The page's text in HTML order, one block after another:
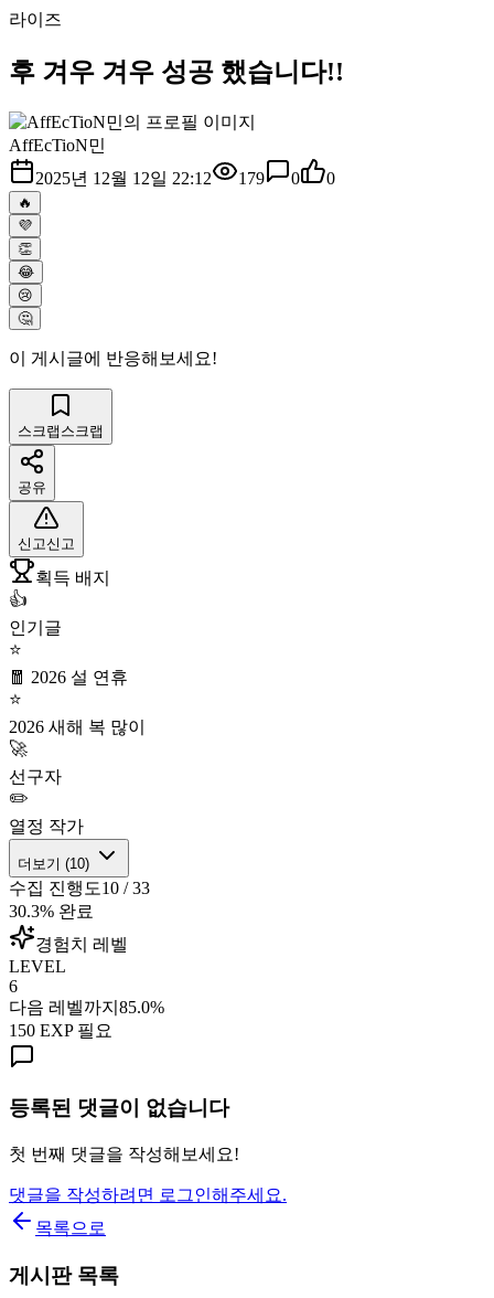
라이즈
후 겨우 겨우 성공 했습니다!!
AffEcTioN민
2025년 12월 12일 22:12
179 0 0
🔥
💜
👏
😂
😢
🤔
이 게시글에 반응해보세요!
스크랩 스크랩
공유
신고신고
획득 배지
👍
인기글
⭐
🧧 2026 설 연휴
⭐
2026 새해 복 많이
🚀
선구자
✏️
열정 작가
더보기 (10)
수집 진행도10 /33
30.3% 완료
경험치 레벨
LEVEL
6
다음 레벨까지 85.0%
150 EXP 필요
등록된 댓글이 없습니다
첫 번째 댓글을 작성해보세요!
댓글을 작성하려면 로그인해주세요.
목록으로
게시판 목록